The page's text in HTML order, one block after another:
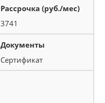
3741
Сертификат